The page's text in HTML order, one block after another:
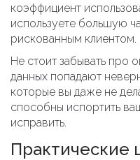
коэффициент
используете большую
рискованным клиентом.
Не стоит забывать про
данных попадают
которые вы даже не
способны испортить
исправить.
Практические